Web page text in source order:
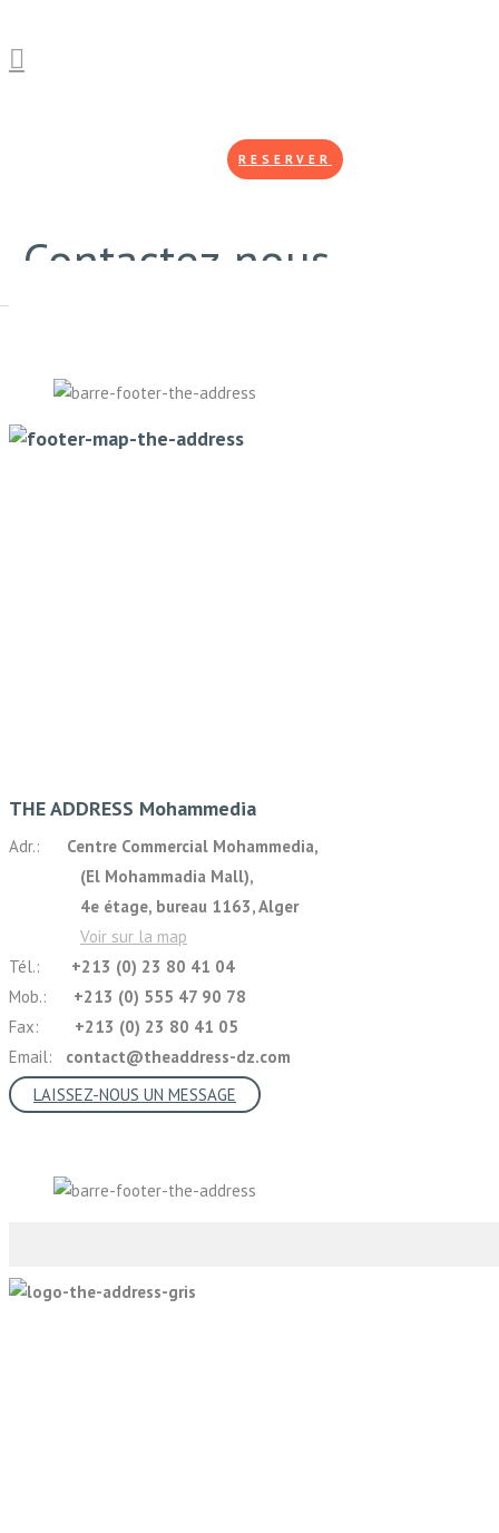
RESERVER
Contactez-nous
THE ADDRESS Mohammedia
Adr.: Centre Commercial Mohammedia,
(El Mohammadia Mall),
4e étage, bureau 1163, Alger
Voir sur la map
Tél.:
+213 (0) 23 80 41 04
Mob.: +213 (0) 555 47 90 78
Fax: +213 (0) 23 80 41 05
Email: contact@theaddress-dz.com
LAISSEZ-NOUS UN MESSAGE